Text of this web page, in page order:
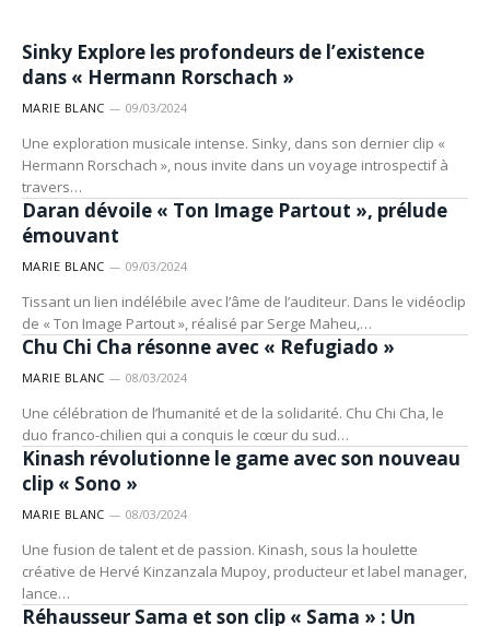
Sinky Explore les profondeurs de l’existence
dans « Hermann Rorschach »
MARIE BLANC 09/03/2024
Une exploration musicale intense. Sinky, dans son dernier clip «
Hermann Rorschach », nous invite dans un voyage introspectif à
travers…
ARTISTES
Daran dévoile « Ton Image Partout », prélude
émouvant
MARIE BLANC 09/03/2024
Tissant un lien indélébile avec l’âme de l’auditeur. Dans le vidéoclip
de « Ton Image Partout », réalisé par Serge Maheu,…
ARTISTES
Chu Chi Cha résonne avec « Refugiado »
MARIE BLANC 08/03/2024
Une célébration de l’humanité et de la solidarité. Chu Chi Cha, le
duo franco-chilien qui a conquis le cœur du sud…
ARTISTES
Kinash révolutionne le game avec son nouveau
clip « Sono »
MARIE BLANC 08/03/2024
Une fusion de talent et de passion. Kinash, sous la houlette
créative de Hervé Kinzanzala Mupoy, producteur et label manager,
lance…
ARTISTES
Réhausseur Sama et son clip « Sama » : Un